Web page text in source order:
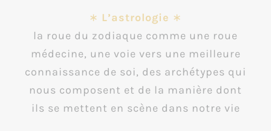
∗ L’astrologie ∗
la roue du zodiaque comme une roue
médecine, une voie vers une meilleure
connaissance de soi, des archétypes qui
nous composent et de la manière dont
ils se mettent en scène dans notre vie